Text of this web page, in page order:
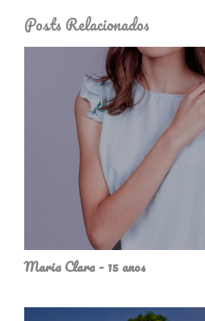
Posts Relacionados
Maria Clara - 15 anos